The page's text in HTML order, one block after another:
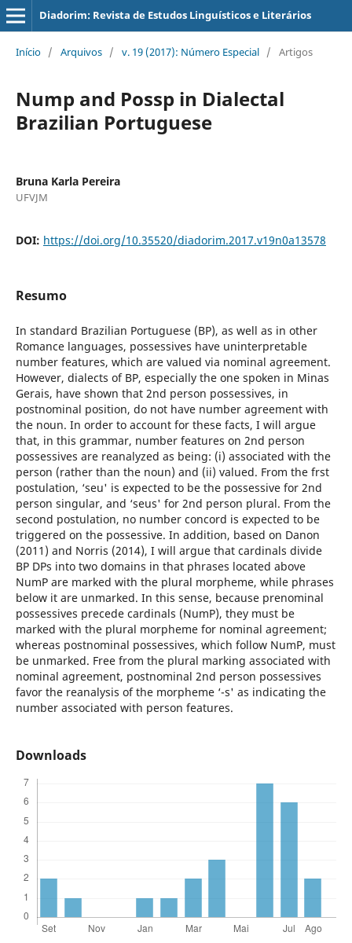
Diadorim: Revista de Estudos Linguísticos e Literários
Início / Arquivos / v. 19 (2017): Número Especial / Artigos
Nump and Possp in Dialectal
Brazilian Portuguese
Bruna Karla Pereira
UFVJM
DOI: https://doi.org/10.35520/diadorim.2017.v19n0a13578
Resumo
In standard Brazilian Portuguese (BP), as well as in other
Romance languages, possessives have uninterpretable
number features, which are valued via nominal agreement.
However, dialects of BP, especially the one spoken in Minas
Gerais, have shown that 2nd person possessives, in
postnominal position, do not have number agreement with
the noun. In order to account for these facts, I will argue
that, in this grammar, number features on 2nd person
possessives are reanalyzed as being: (i) associated with the
person (rather than the noun) and (ii) valued. From the frst
postulation, ‘seu' is expected to be the possessive for 2nd
person singular, and ‘seus' for 2nd person plural. From the
second postulation, no number concord is expected to be
triggered on the possessive. In addition, based on Danon
(2011) and Norris (2014), I will argue that cardinals divide
BP DPs into two domains in that phrases located above
NumP are marked with the plural morpheme, while phrases
below it are unmarked. In this sense, because prenominal
possessives precede cardinals (NumP), they must be
marked with the plural morpheme for nominal agreement;
whereas postnominal possessives, which follow NumP, must
be unmarked. Free from the plural marking associated with
nominal agreement, postnominal 2nd person possessives
favor the reanalysis of the morpheme ‘-s' as indicating the
number associated with person features.
Downloads